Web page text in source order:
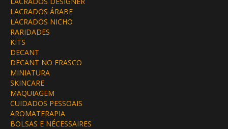
LACRADOS ÁRABE
LACRADOS NICHO
RARIDADES
KITS
DECANT
DECANT NO FRASCO
MINIATURA
SKINCARE
MAQUIAGEM
CUIDADOS PESSOAIS
AROMATERAPIA
BOLSAS E NÉCESSAIRES